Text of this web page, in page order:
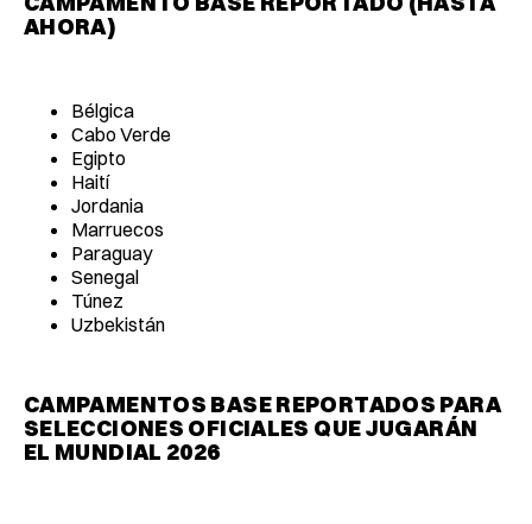
AHORA)
Bélgica
Cabo Verde
Egipto
Haití
Jordania
Marruecos
Paraguay
Senegal
Túnez
Uzbekistán
CAMPAMENTOS BASE REPORTADOS PARA
SELECCIONES OFICIALES QUE JUGARÁN
EL MUNDIAL 2026